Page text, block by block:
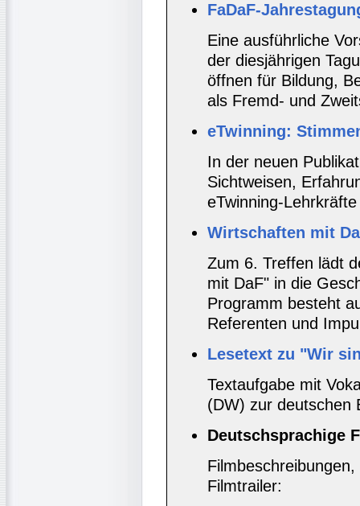
FaDaF-
Eine ausführliche
der diesjährigen
öffnen für Bildung,
als Fremd- und
eTwinning:
In der neuen
Sichtweisen,
eTwinning-
Wirtschaften mit
Zum 6. Treffen lädt
mit DaF" in die
Programm besteht
Referenten und
Lesetext zu "Wir
Textaufgabe mit
(DW) zur deutschen
Deutschsprachige
Filmtrailer: